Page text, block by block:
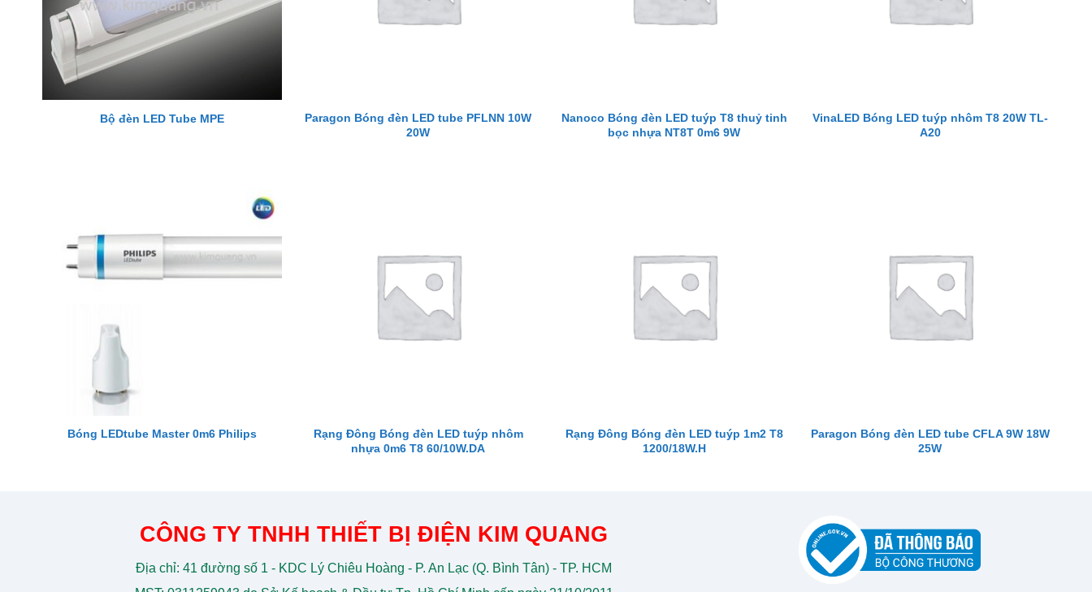
Bộ đèn LED Tube MPE
Paragon Bóng đèn LED tube PFLNN 10W
20W
Nanoco Bóng đèn LED tuýp T8 thuỷ tinh
bọc nhựa NT8T 0m6 9W
VinaLED Bóng LED tuýp nhôm T8 20W TL-
A20
Bóng LEDtube Master 0m6 Philips
Rạng Đông Bóng đèn LED tuýp nhôm
nhựa 0m6 T8 60/10W.DA
Rạng Đông Bóng đèn LED tuýp 1m2 T8
1200/18W.H
Paragon Bóng đèn LED tube CFLA 9W 18W
25W
CÔNG TY TNHH THIẾT BỊ ĐIỆN KIM QUANG
Địa chỉ: 41 đường số 1 - KDC Lý Chiêu Hoàng - P. An Lạc (Q. Bình Tân) - TP. HCM